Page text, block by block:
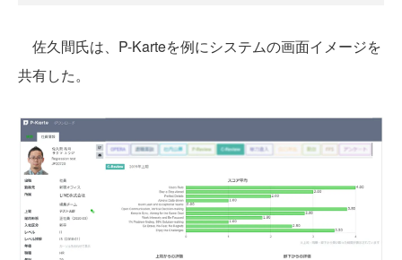
佐久間氏は、P-Karteを例にシステムの画面イメージを
共有した。